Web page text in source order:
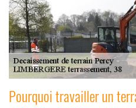
Pourquoi travailler un